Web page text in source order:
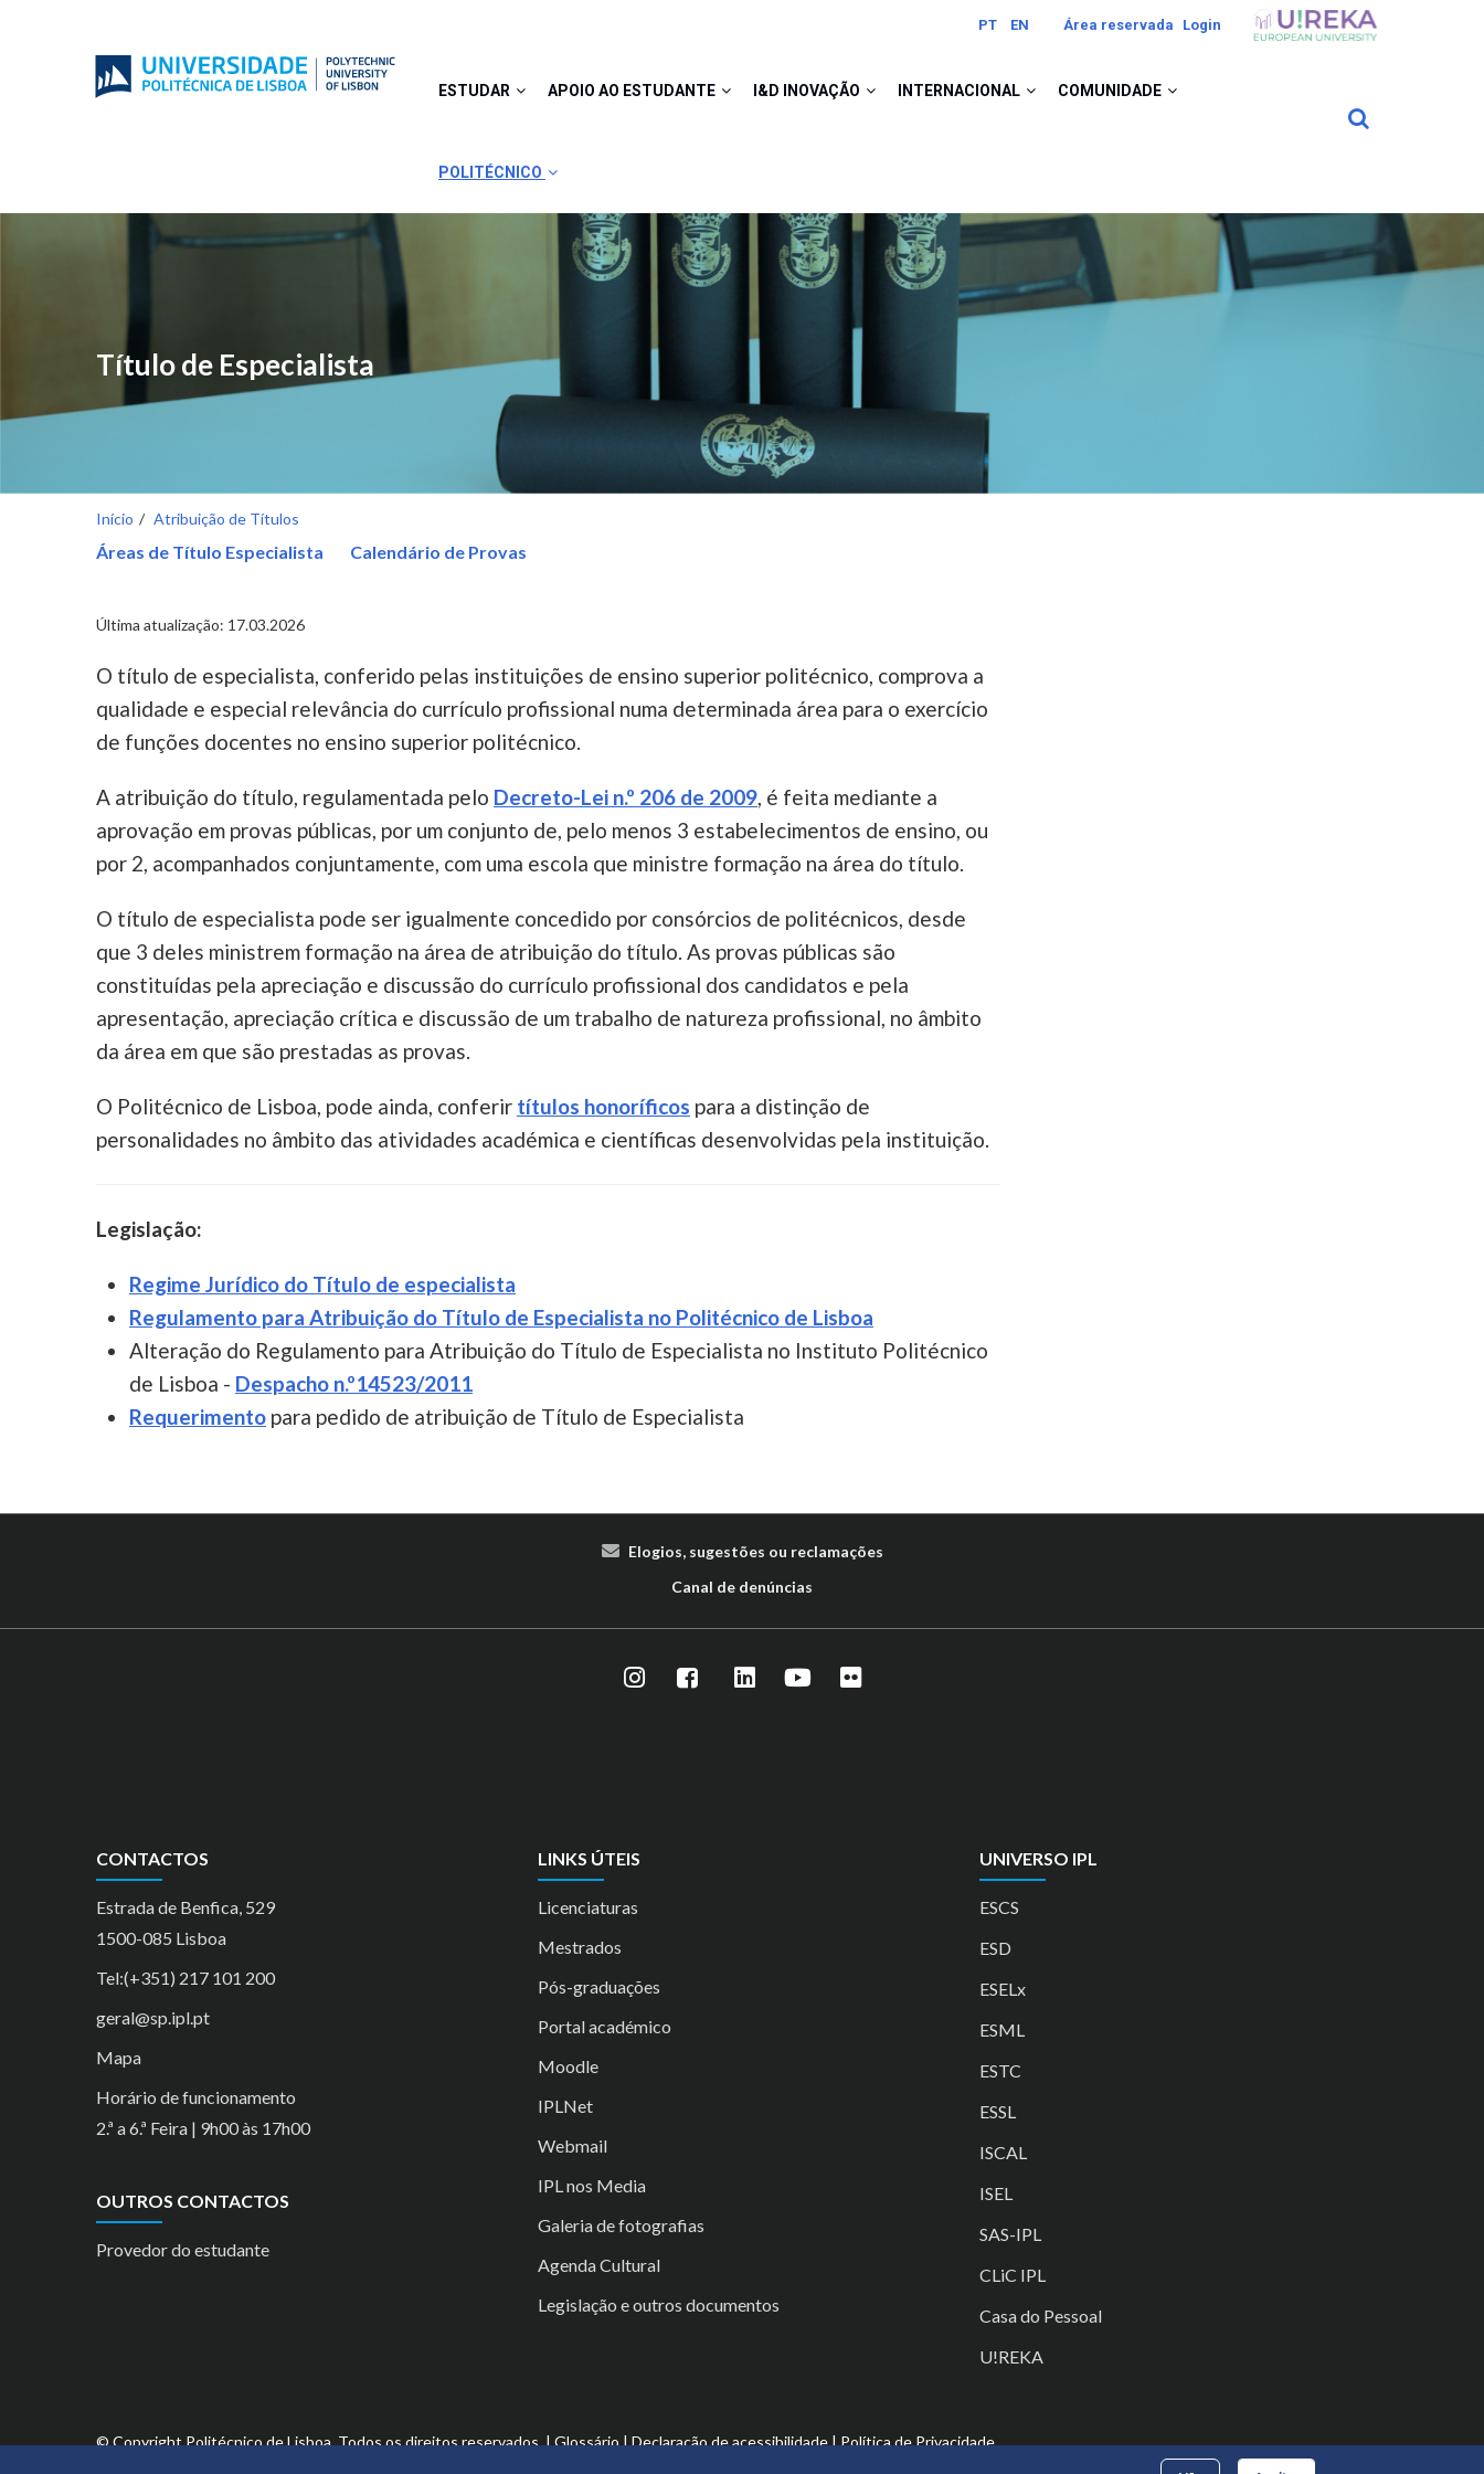
PT EN Área reservada Login Image
ESTUDAR APOIO AO ESTUDANTE I&D INOVAÇÃO INTERNACIONAL COMUNIDADE
POLITÉCNICO
Título de Especialista
Áreas de Título Especialista Calendário de Provas
Início Atribuição de Títulos
Última atualização: 17.03.2026
O título de especialista, conferido pelas instituições de ensino superior politécnico, comprova a
qualidade e especial relevância do currículo profissional numa determinada área para o exercício
de funções docentes no ensino superior politécnico.
A atribuição do título, regulamentada pelo Decreto-Lei n.º 206 de 2009, é feita mediante a
aprovação em provas públicas, por um conjunto de, pelo menos 3 estabelecimentos de ensino, ou
por 2, acompanhados conjuntamente, com uma escola que ministre formação na área do título.
O título de especialista pode ser igualmente concedido por consórcios de politécnicos, desde
que 3 deles ministrem formação na área de atribuição do título. As provas públicas são
constituídas pela apreciação e discussão do currículo profissional dos candidatos e pela
apresentação, apreciação crítica e discussão de um trabalho de natureza profissional, no âmbito
da área em que são prestadas as provas.
O Politécnico de Lisboa, pode ainda, conferir títulos honoríficos para a distinção de
personalidades no âmbito das atividades académica e científicas desenvolvidas pela instituição.
Legislação:
Regime Jurídico do Título de especialista
Regulamento para Atribuição do Título de Especialista no Politécnico de Lisboa
Alteração do Regulamento para Atribuição do Título de Especialista no Instituto Politécnico
de Lisboa - Despacho n.º14523/2011
Requerimento para pedido de atribuição de Título de Especialista
Elogios, sugestões ou reclamações
Canal de denúncias
CONTACTOS
Estrada de Benfica, 529
1500-085 Lisboa
Tel:(+351) 217 101 200
geral@sp.ipl.pt
Mapa
Horário de funcionamento
2.ª a 6.ª Feira | 9h00 às 17h00
OUTROS CONTACTOS
Provedor do estudante
LINKS ÚTEIS
Licenciaturas
Mestrados
Pós-graduações
Portal académico
Moodle
IPLNet
Webmail
IPL nos Media
Galeria de fotografias
Agenda Cultural
Legislação e outros documentos
UNIVERSO IPL
ESCS
ESD
ESELx
ESML
ESTC
ESSL
ISCAL
ISEL
SAS-IPL
CLiC IPL
Casa do Pessoal
U!REKA
© Copyright Politécnico de Lisboa. Todos os direitos reservados. |Glossário|Declaração de acessibilidade|Política de Privacidade